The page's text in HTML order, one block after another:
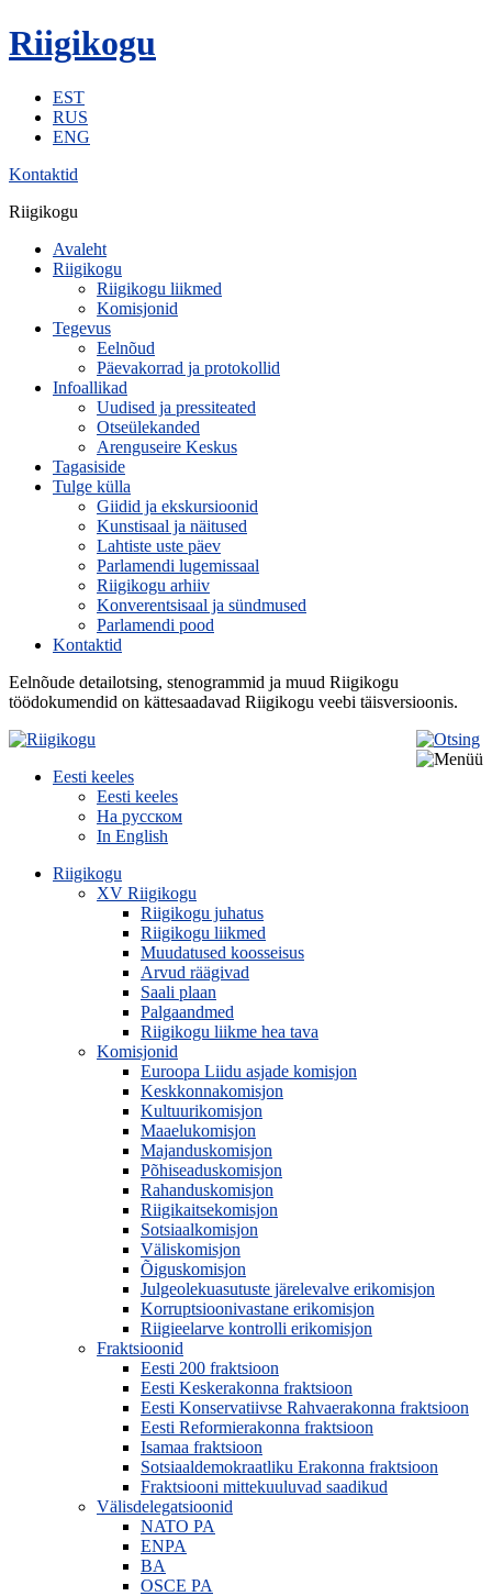
Riigikogu
EST
RUS
ENG
Kontaktid
Riigikogu
Avaleht
Riigikogu
Riigikogu liikmed
Komisjonid
Tegevus
Eelnõud
Päevakorrad ja protokollid
Infoallikad
Uudised ja pressiteated
Otseülekanded
Arenguseire Keskus
Tagasiside
Tulge külla
Giidid ja ekskursioonid
Kunstisaal ja näitused
Lahtiste uste päev
Parlamendi lugemissaal
Riigikogu arhiiv
Konverentsisaal ja sündmused
Parlamendi pood
Kontaktid
Eelnõude detailotsing, stenogrammid ja muud Riigikogu
töödokumendid on kättesaadavad Riigikogu veebi täisversioonis.
Eesti keeles
Eesti keeles
На русском
In English
Riigikogu
XV Riigikogu
Riigikogu juhatus
Riigikogu liikmed
Muudatused koosseisus
Arvud räägivad
Saali plaan
Palgaandmed
Riigikogu liikme hea tava
Komisjonid
Euroopa Liidu asjade komisjon
Keskkonnakomisjon
Kultuurikomisjon
Maaelukomisjon
Majanduskomisjon
Põhiseaduskomisjon
Rahanduskomisjon
Riigikaitsekomisjon
Sotsiaalkomisjon
Väliskomisjon
Õiguskomisjon
Julgeolekuasutuste järelevalve erikomisjon
Korruptsioonivastane erikomisjon
Riigieelarve kontrolli erikomisjon
Fraktsioonid
Eesti 200 fraktsioon
Eesti Keskerakonna fraktsioon
Eesti Konservatiivse Rahvaerakonna fraktsioon
Eesti Reformierakonna fraktsioon
Isamaa fraktsioon
Sotsiaaldemokraatliku Erakonna fraktsioon
Fraktsiooni mittekuuluvad saadikud
Välisdelegatsioonid
NATO PA
ENPA
BA
OSCE PA